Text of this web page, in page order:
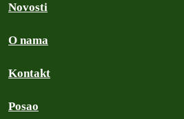
Novosti
O nama
Kontakt
Posao